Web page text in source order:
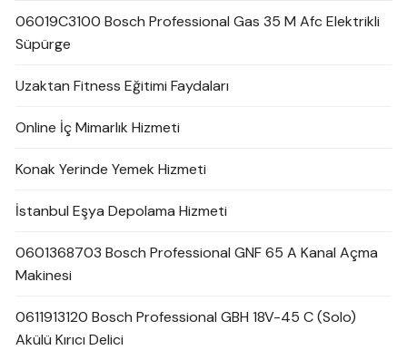
06019C3100 Bosch Professional Gas 35 M Afc Elektrikli
Süpürge
Uzaktan Fitness Eğitimi Faydaları
Online İç Mimarlık Hizmeti
Konak Yerinde Yemek Hizmeti
İstanbul Eşya Depolama Hizmeti
0601368703 Bosch Professional GNF 65 A Kanal Açma
Makinesi
0611913120 Bosch Professional GBH 18V-45 C (Solo)
Akülü Kırıcı Delici